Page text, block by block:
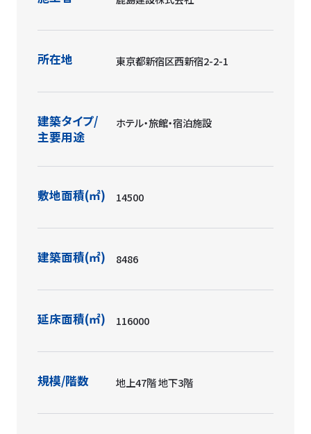
所在地 東京都新宿区西新宿2-2-1
建築タイプ/
主要用途
ホテル・旅館・宿泊施設
敷地面積(㎡) 14500
建築面積(㎡) 8486
延床面積(㎡) 116000
規模/階数 地上47階 地下3階